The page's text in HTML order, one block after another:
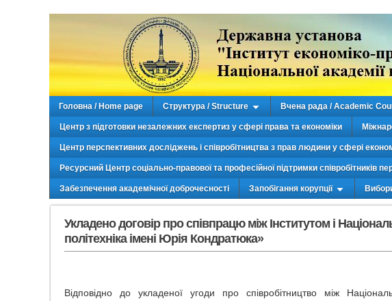
Головна / Home page Структура / Structure Вчена рада / Academic
Центр з підготовки незалежних експертиз у сфері права та економіки
Центр перспективних досліджень і співробітництва з прав людини у сфері
Ресурсний Центр соціально-правової та професійної підтримки співробітників
Забезпечення академічної доброчесності Запобігання корупції
Укладено договір про співпрацю між Інститутом і
політехніка імені Юрія Кондратюка»
Відповідно до укладеної угоди про співробітництво між